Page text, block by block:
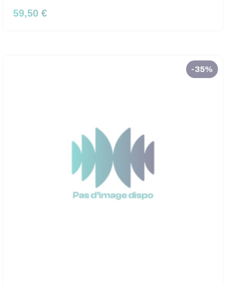
59,50 €
-35%